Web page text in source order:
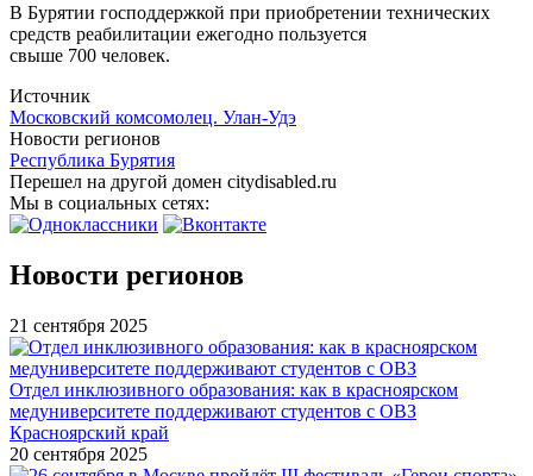
В Бурятии господдержкой при приобретении технических
средств реабилитации ежегодно пользуется
свыше 700 человек.
Источник
Московский комсомолец. Улан-Удэ
Новости регионов
Республика Бурятия
Перешел на другой домен citydisabled.ru
Мы в социальных сетях:
Новости регионов
21 сентября 2025
Отдел инклюзивного образования: как в красноярском
медуниверситете поддерживают студентов с ОВЗ
Красноярский край
20 сентября 2025